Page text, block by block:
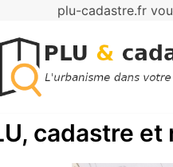
plu-cadastre.fr
cadastre